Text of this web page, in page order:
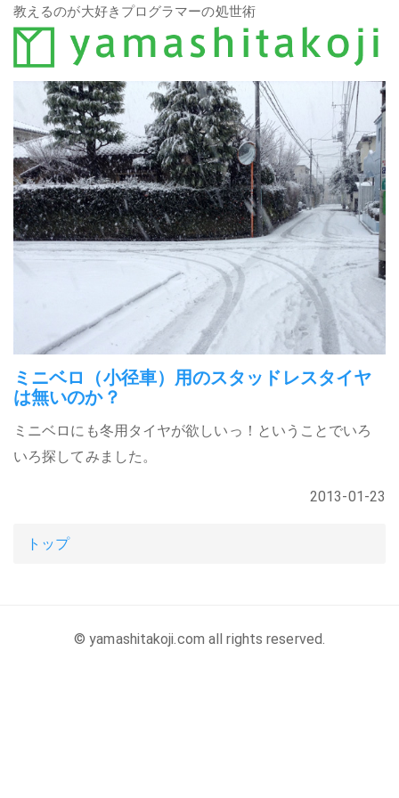
教えるのが大好きプログラマーの処世術
ミニベロ（小径車）用のスタッドレスタイヤ
は無いのか？
ミニベロにも冬用タイヤが欲しいっ！ということでいろ
いろ探してみました。
2013-01-23
トップ
© yamashitakoji.com all rights reserved.